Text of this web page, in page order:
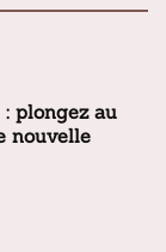
plongez au
nouvelle